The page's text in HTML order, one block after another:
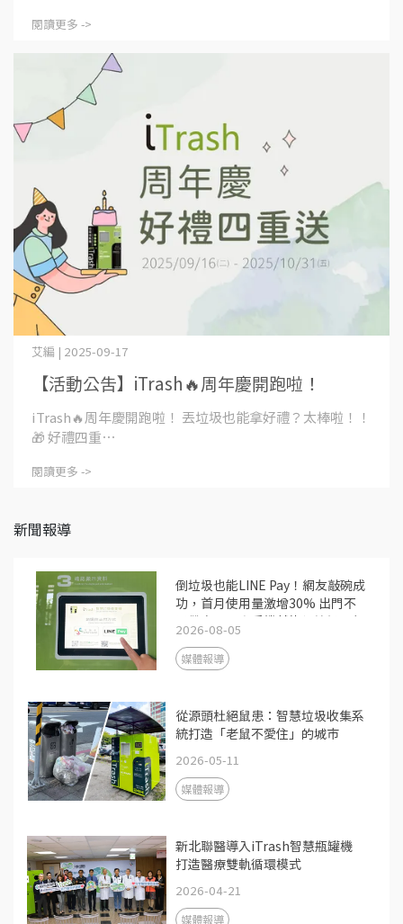
閱讀更多 ->
【活動公告】iTrash🔥周年慶開跑啦！
艾編 | 2025-09-17
iTrash🔥周年慶開跑啦！ 丟垃圾也能拿好禮？太棒啦！！
🎁 好禮四重⋯
閱讀更多 ->
新聞報導
倒垃圾也能LINE Pay！網友敲碗成
功，首月使用量激增30% 出門不
用帶卡，一支手機就能倒垃圾；行
動支付占比衝五成
2026-08-05
媒體報導
從源頭杜絕鼠患：智慧垃圾收集系
統打造「老鼠不愛住」的城市
2026-05-11
媒體報導
新北聯醫導入iTrash智慧瓶罐機
打造醫療雙軌循環模式
2026-04-21
媒體報導